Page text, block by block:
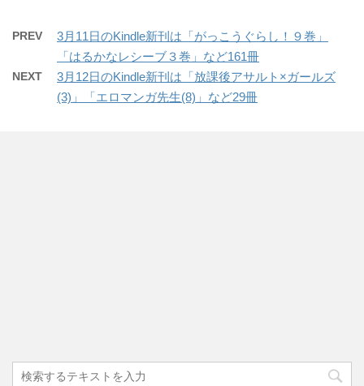
PREV
3月11日のKindle新刊は「がっこうぐらし！９巻」
「はるかなレシーブ３巻」など161冊
NEXT
3月12日のKindle新刊は「放課後アサルト×ガールズ
(3)」「エロマンガ先生(8)」など29冊